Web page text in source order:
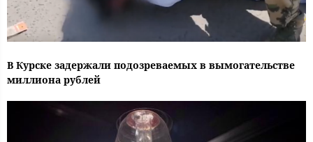
В Курске задержали подозреваемых в вымогательстве
миллиона рублей